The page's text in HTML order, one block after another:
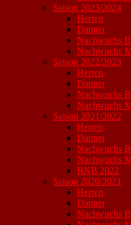
Saison 2023/2024
Herren
Damen
Nachwuchs
Nachwuchs
Saison 2022/2023
Herren
Damen
Nachwuchs
Nachwuchs
Saison 2021/2022
Herren
Damen
Nachwuchs
Nachwuchs
BNB 2022
Saison 2020/2021
Herren
Damen
Nachwuchs